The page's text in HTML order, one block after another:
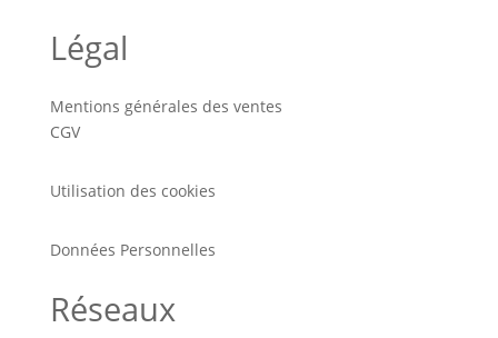
Légal
Mentions générales des ventes
CGV
Utilisation des cookies
Données Personnelles
Réseaux